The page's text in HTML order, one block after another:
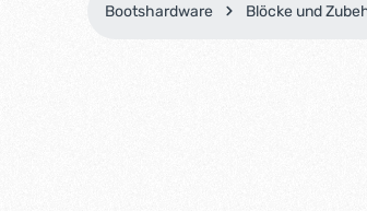
Bootshardware Blöcke und